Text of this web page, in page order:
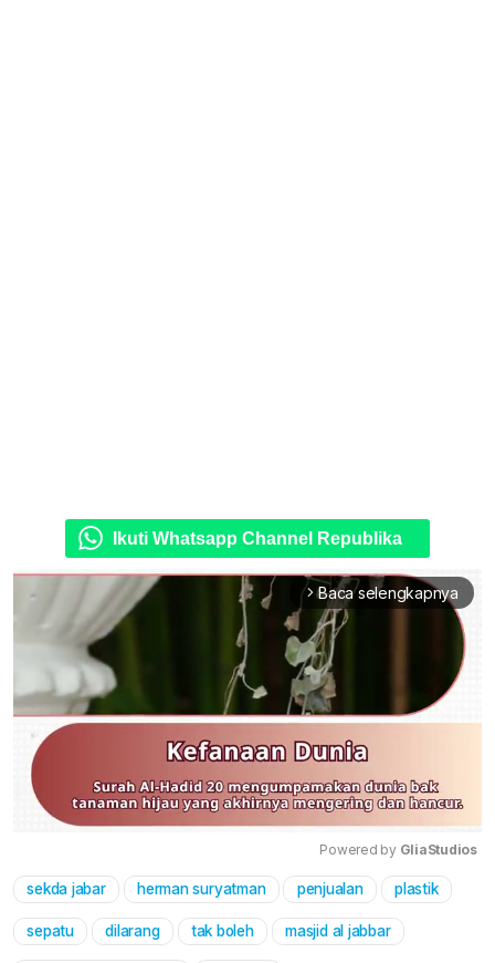
Ikuti Whatsapp Channel Republika
arrow_forward_ios Baca selengkapnya
Mute
Powered by GliaStudios
sekda jabar herman suryatman penjualan plastik
sepatu dilarang tak boleh masjid al jabbar